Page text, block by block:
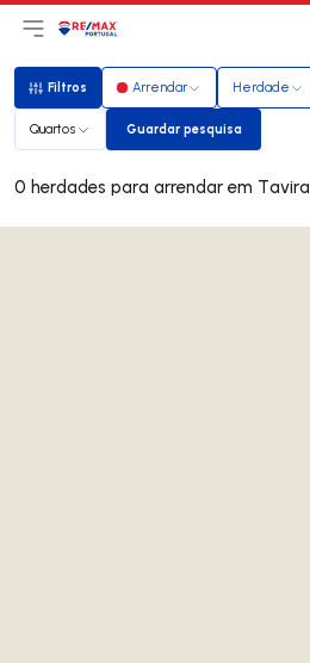
Abri menu principal
LogoIr para página inicial
Filtros
Filtros Arrendar Herdade
Quartos Guardar pesquisa
Guardar pesquisa
0 herdades para arrendar em Tavira